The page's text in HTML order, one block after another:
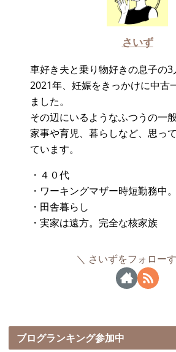
さいず
車好き夫と乗り物好きの息子の3
2021年、妊娠をきっかけに中古
ました。
その辺にいるようなふつうの一般
家事や育児、暮らしなど、思っ
ています。
・４０代
・ワーキングマザー時短勤務中。
・田舎暮らし
・実家は遠方。完全な核家族
さいずをフォロー
ブログランキング参加中